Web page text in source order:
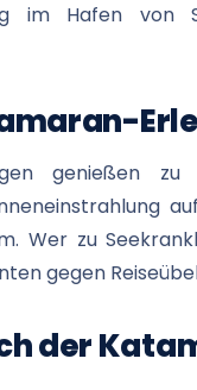
im Hafen von
genießen zu
Wer zu
gegen
der